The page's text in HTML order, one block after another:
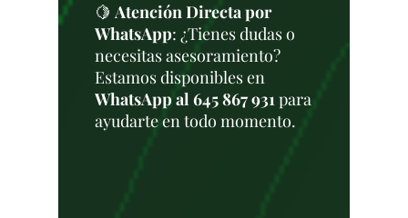
🍋Atención Directa por
WhatsApp: ¿Tienes dudas o
necesitas asesoramiento?
Estamos disponibles en
WhatsApp al 645 867 931para
ayudarte en todo momento.